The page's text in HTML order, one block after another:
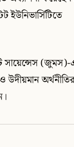
ইউনিভার্সিটিতে
সায়েন্সেস
উদীয়মান